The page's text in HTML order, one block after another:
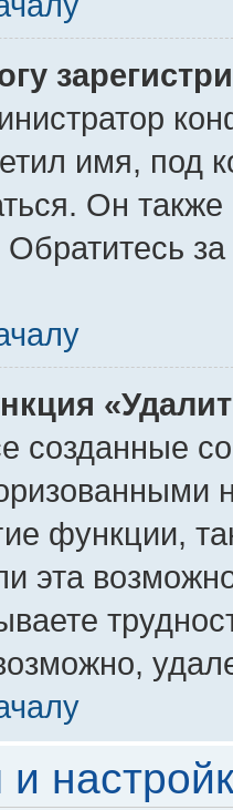
имя, под
Он
Обратитесь
созданные
функции,
эта